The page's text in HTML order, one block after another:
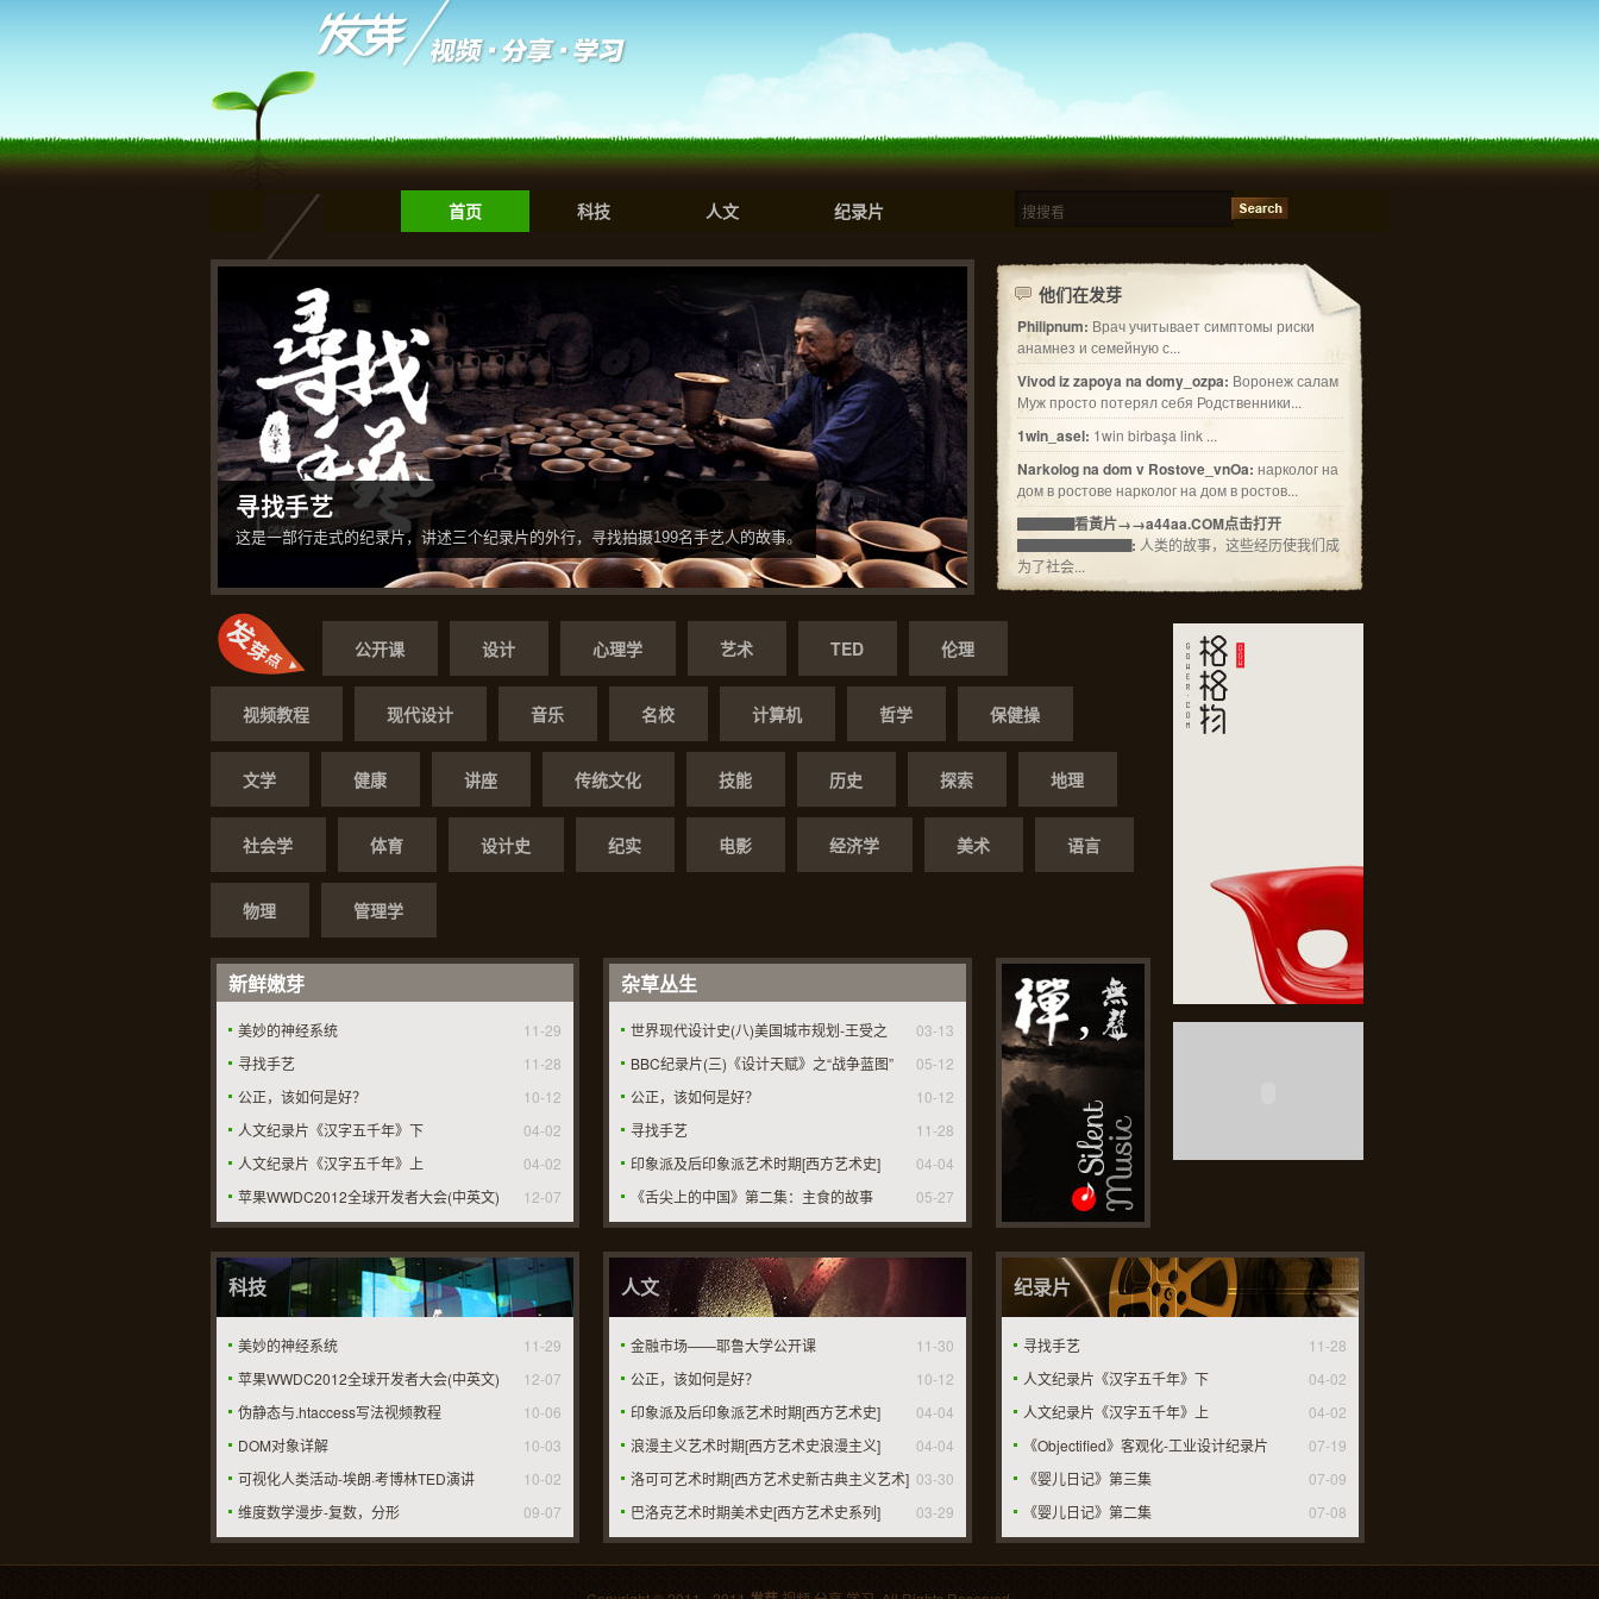
首页 科技 人文 纪录片
寻找手艺
这是一部行走式的纪录片，讲述三个纪录片的外行，寻找拍摄199名手艺人的故事。
他们在发芽
Philipnum: Врач учитывает симптомы риски
анамнез и семейную с...
Vivod iz zapoya na domy_ozpa: Воронеж салам
Муж просто потерял себя Родственники...
1win_asel: 1win birbaşa link ...
Narkolog na dom v Rostove_vnOa: нарколог на
дом в ростове нарколог на дом в ростов...
▇▇▇▇看黃片→→a44aa.COM点击打开
▇▇▇▇▇▇▇▇: 人类的故事，这些经历使我们成
为了社会...
355gd22: 打撒发放表发那个你翻翻发发发 :grin:
:grin: 【 u 7 u . m o m 】幼 女...
说过不发不能都给你你大概男的女的归
纳 :grin: :grin: 【 u 7 u . m o m ...
fd55gd:
发你还没回复没回复美好没法 :grin: :grin:
【 u 7 u . m o m 】幼 女 ...
m o m 】幼 女 :raz...
fd55gd:第三方代发搞不懂你给你打 :grin: :grin: 【
u 7 u . m o m 】幼 女 :...
公开课 设计 心理学 艺术 TED 伦理
视频教程 现代设计 音乐 名校 计算机 哲学 保健操
文学 健康 讲座 传统文化 技能 历史 探索 地理
社会学 体育 设计史 纪实 电影 经济学 美术 语言
物理 管理学
新鲜嫩芽
美妙的神经系统
11-29
寻找手艺
11-28
公正，该如何是好？
10-12
人文纪录片《汉字五千年》下
04-02
人文纪录片《汉字五千年》上
04-02
苹果WWDC2012全球开发者大会(中英文)
12-07
杂草丛生
世界现代设计史(八)美国城市规划-王受之
03-13
BBC纪录片(三)《设计天赋》之“战争蓝图”
05-12
公正，该如何是好？
10-12
寻找手艺
11-28
印象派及后印象派艺术时期[西方艺术史]
04-04
《舌尖上的中国》第二集：主食的故事
05-27
科技
美妙的神经系统
11-29
苹果WWDC2012全球开发者大会(中英文)
12-07
伪静态与.htaccess写法视频教程
10-06
DOM对象详解
10-03
可视化人类活动-埃朗·考博林TED演讲
10-02
维度数学漫步-复数，分形
09-07
人文
金融市场——耶鲁大学公开课
11-30
公正，该如何是好？
10-12
印象派及后印象派艺术时期[西方艺术史]
04-04
浪漫主义艺术时期[西方艺术史浪漫主义]
04-04
洛可可艺术时期[西方艺术史新古典主义艺术] 03-30
巴洛克艺术时期美术史[西方艺术史系列]
03-29
纪录片
寻找手艺
11-28
人文纪录片《汉字五千年》下
04-02
人文纪录片《汉字五千年》上
04-02
《Objectified》客观化-工业设计纪录片
07-19
《婴儿日记》第三集
07-09
《婴儿日记》第二集
07-08